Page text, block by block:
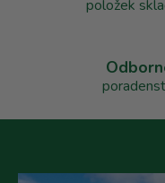
položek